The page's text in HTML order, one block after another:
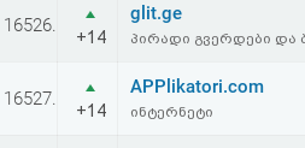
HTML
სალიცენზიო
16526.
+14
glit.ge
პირადი გვერდები და
16527.
+14
APPlikatori.com
ინტერნეტი